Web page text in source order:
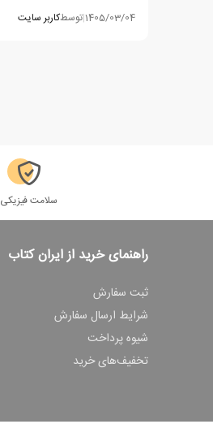
1405/03/04
|توسطکاربر سایت
سلامت فیزیکی
راهنمای خرید از ایران کتاب
ثبت سفارش
شرایط ارسال سفارش
شیوه پرداخت
تخفیف‌های خرید